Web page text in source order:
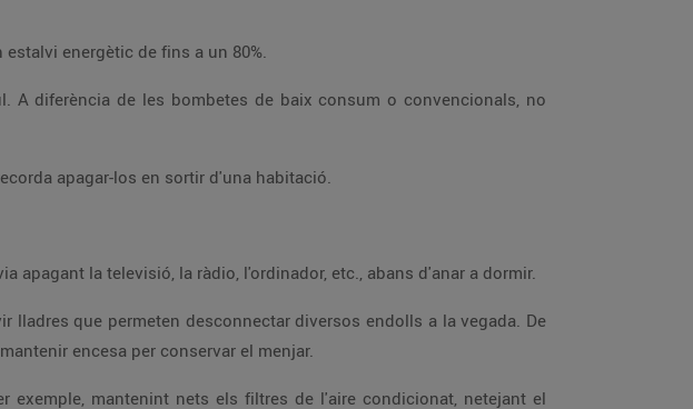
Substitueix les bombetes per uns leds. Serà més eficient i consumiràs menys, amb un estalvi energètic de fins a un 80%.
Tot i això, prioritza la llum natural, mantingues els llums apagats el màxim possible i recorda apagar-los en sortir d'una habitació.
Deixar els electrodomèstics encesos pot encarir la factura entre un 5% i un 16%. Estalvia apagant la televisió, la ràdio, l'ordinador, etc., abans d'anar a dormir.
totes maneres, hi ha aparells que poden ser una excepció, com la nevera, que s'ha de mantenir encesa per conservar el menjar.